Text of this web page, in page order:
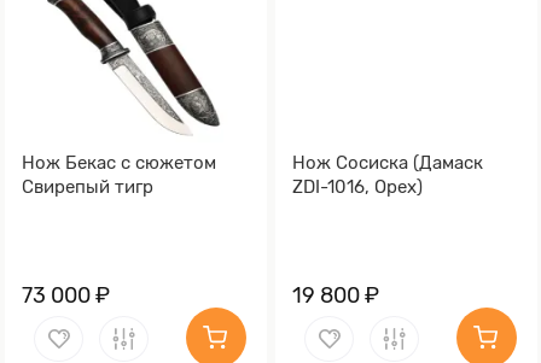
Нож Бекас с сюжетом
Свирепый тигр
73 000 ₽
Нож Сосиска (Дамаск
ZDI-1016, Орех)
19 800 ₽